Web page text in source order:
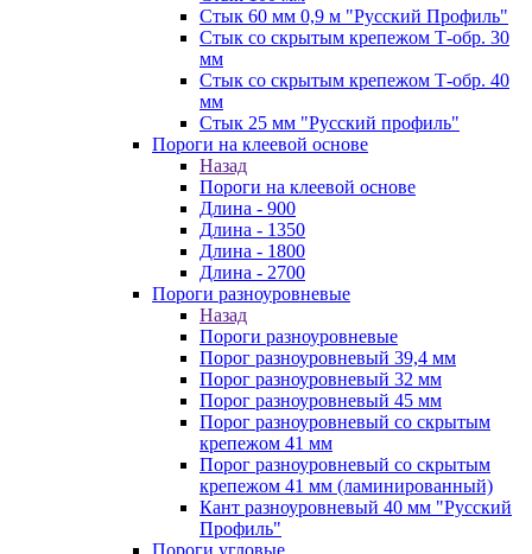
Стык 60 мм 0,9 м "Русский Профиль"
Стык со скрытым крепежом Т-обр. 30
мм
Стык со скрытым крепежом Т-обр. 40
мм
Стык 25 мм "Русский профиль"
Пороги на клеевой основе
Назад
Пороги на клеевой основе
Длина - 900
Длина - 1350
Длина - 1800
Длина - 2700
Пороги разноуровневые
Назад
Пороги разноуровневые
Порог разноуровневый 39,4 мм
Порог разноуровневый 32 мм
Порог разноуровневый 45 мм
Порог разноуровневый со скрытым
крепежом 41 мм
Порог разноуровневый со скрытым
крепежом 41 мм (ламинированный)
Кант разноуровневый 40 мм "Русский
Профиль"
Пороги угловые